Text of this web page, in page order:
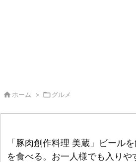
 ホーム > グルメ
「豚肉創作料理 美蔵」ビール
を食べる。お一人様でも入りや